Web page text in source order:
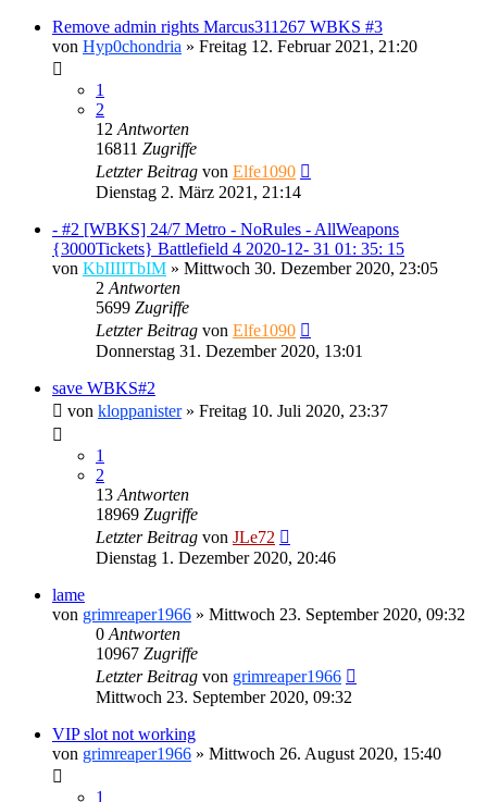
Remove admin rights Marcus311267 WBKS #3
von Hyp0chondria » Freitag 12. Februar 2021, 21:20
1
2
12 Antworten
16811 Zugriffe
Letzter Beitrag von Elfe1090
Dienstag 2. März 2021, 21:14
- #2 [WBKS] 24/7 Metro - NoRules - AllWeapons
{3000Tickets} Battlefield 4 2020-12- 31 01: 35: 15
von KbIIIITbIM » Mittwoch 30. Dezember 2020, 23:05
2 Antworten
5699 Zugriffe
Letzter Beitrag von Elfe1090
Donnerstag 31. Dezember 2020, 13:01
save WBKS#2
von kloppanister» Freitag 10. Juli 2020, 23:37
1
2
13 Antworten
18969 Zugriffe
Letzter Beitrag von JLe72
Dienstag 1. Dezember 2020, 20:46
lame
von grimreaper1966 » Mittwoch 23. September 2020, 09:32
0 Antworten
10967 Zugriffe
Letzter Beitrag von grimreaper1966
Mittwoch 23. September 2020, 09:32
VIP slot not working
von grimreaper1966 » Mittwoch 26. August 2020, 15:40
1